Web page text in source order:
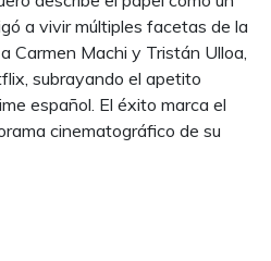
a vivir múltiples facetas de la
Carmen Machi y Tristán Ulloa,
subrayando el apetito
español. El éxito marca el
cinematográfico de su